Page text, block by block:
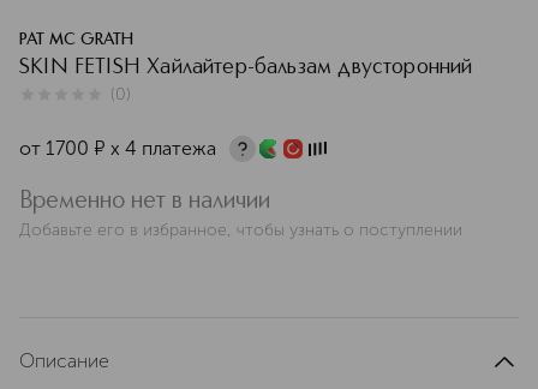
PAT MC GRATH
SKIN FETISH Хайлайтер-бальзам двусторонний
(0)
от 1700 ¤ х 4 платежа
Временно нет в наличии
Добавьте его в избранное, чтобы узнать о поступлении
Описание